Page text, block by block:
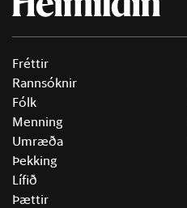
Fréttir
Rannsóknir
Fólk
Menning
Umræða
Þekking
Lífið
Þættir